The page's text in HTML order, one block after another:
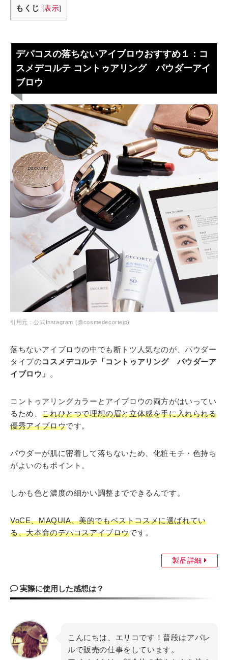
もくじ [表示]
デパコスの落ちないアイブロウおすすめ１：コ
スメデコルテ コントゥアリング パウダーアイ
ブロウ
引用元：公式Instagram (@cosmedecortejp)
落ちないアイブロウの中でも断トツ人気なのが、パウダー
タイプのコスメデコルテ「コントゥアリング パウダーア
イブロウ」
。
コントゥアリングカラーとアイブロウの両方がはいってい
るため、これひとつで理想の眉と立体感を手に入れられる
優秀アイブロウです。
パウダーが肌に密着して落ちないため、化粧モチ・色持ち
がよいのもポイント。
しかも色と濃度の細かい調整までできるんです。
VoCE、MAQUIA、美的でもベストコスメに選ばれてい
る、大本命のデパコスアイブロウです。
製品詳細
実際に使用した感想は？
こんにちは、エリコです！普段はアパレ
ルで販売の仕事をしています。